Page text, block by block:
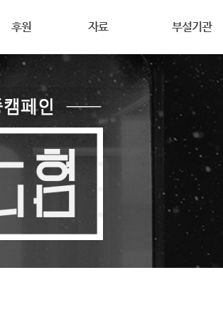
후원
후원안내
회원활동
자원활동
자료
재정보고
갤러리
부설기관
해솔상담소